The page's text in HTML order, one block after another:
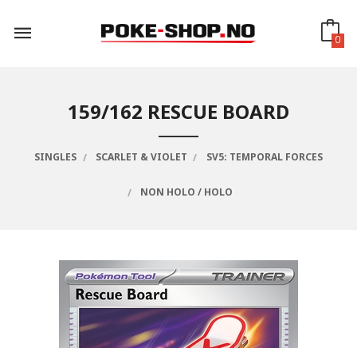
innholdet
0
159/162 RESCUE BOARD
SINGLES SCARLET & VIOLET SV5: TEMPORAL FORCES
NON HOLO / HOLO